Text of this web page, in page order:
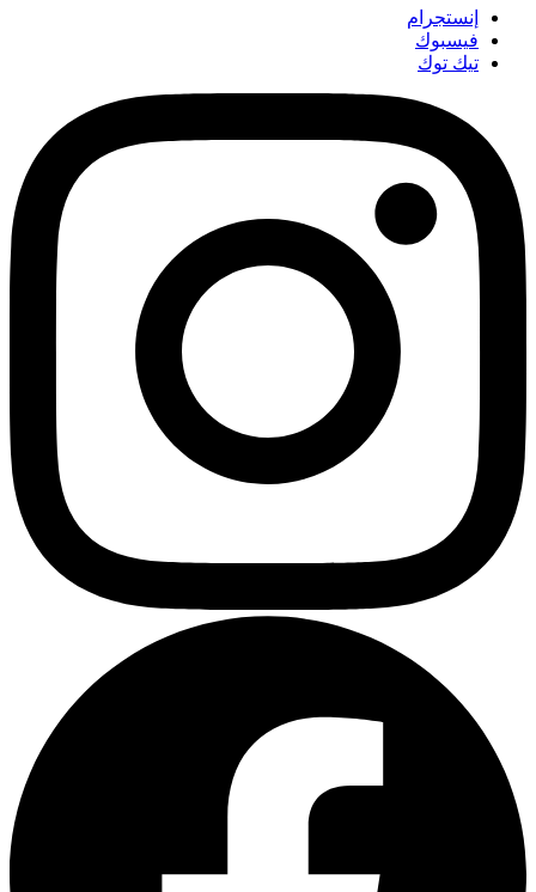
إنستجرام
فيسبوك
تيك توك